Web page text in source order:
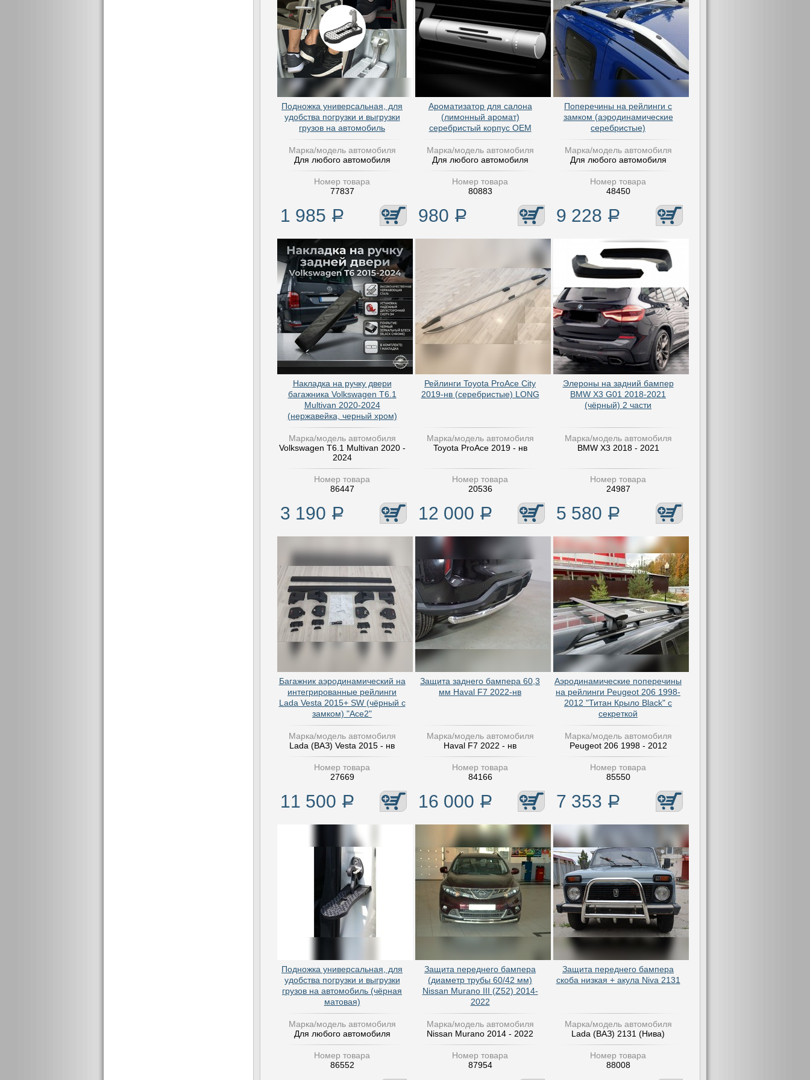
Подножка универсальная, для
удобства погрузки и выгрузки
грузов на автомобиль
Марка/модель автомобиля
Для любого автомобиля
Номер товара
77837
1 985 Р
Ароматизатор для салона
(лимонный аромат)
серебристый корпус OEM
Марка/модель автомобиля
Для любого автомобиля
Номер товара
80883
980 Р
Поперечины на рейлинги с
замком (аэродинамические
серебристые)
Марка/модель автомобиля
Для любого автомобиля
Номер товара
48450
9 228 Р
Накладка на ручку двери
багажника Volkswagen T6.1
Multivan 2020-2024
(нержавейка, черный хром)
Марка/модель автомобиля
Volkswagen T6.1 Multivan 2020 -
2024
Номер товара
86447
3 190 Р
Рейлинги Toyota ProAce City
2019-нв (серебристые) LONG
Марка/модель автомобиля
Toyota ProAce 2019 - нв
Номер товара
20536
12 000 Р
Элероны на задний бампер
BMW X3 G01 2018-2021
(чёрный) 2 части
Марка/модель автомобиля
BMW X3 2018 - 2021
Номер товара
24987
5 580 Р
Багажник аэродинамический на
интегрированные рейлинги
Lada Vesta 2015+ SW (чёрный с
замком) "Ace2"
Марка/модель автомобиля
Lada (ВАЗ) Vesta 2015 - нв
Номер товара
27669
11 500 Р
Защита заднего бампера 60,3
мм Haval F7 2022-нв
Марка/модель автомобиля
Haval F7 2022 - нв
Номер товара
84166
16 000 Р
Аэродинамические поперечины
на рейлинги Peugeot 206 1998-
2012 "Титан Крыло Black" с
секреткой
Марка/модель автомобиля
Peugeot 206 1998 - 2012
Номер товара
85550
7 353 Р
Подножка универсальная, для
удобства погрузки и выгрузки
грузов на автомобиль (чёрная
матовая)
Марка/модель автомобиля
Для любого автомобиля
Номер товара
86552
Защита переднего бампера
(диаметр трубы 60/42 мм)
Nissan Murano III (Z52) 2014-
2022
Марка/модель автомобиля
Nissan Murano 2014 - 2022
Номер товара
87954
Защита переднего бампера
скоба низкая + акула Niva 2131
Марка/модель автомобиля
Lada (ВАЗ) 2131 (Нива)
Номер товара
88008